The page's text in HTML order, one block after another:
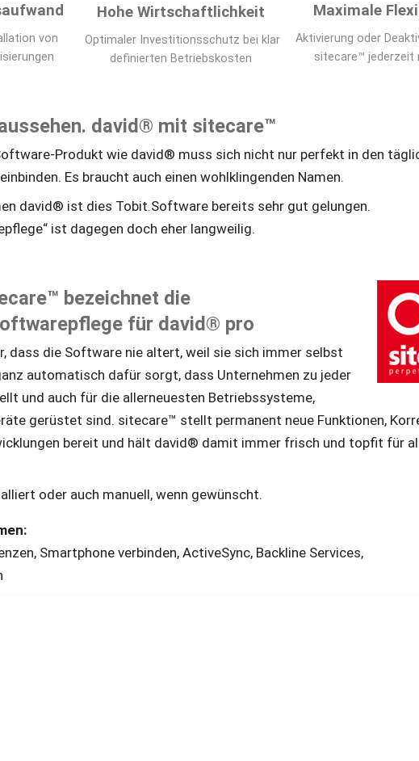
von
Hohe Wirtschaftlichkeit
Optimaler Investitionsschutz bei klar
definierten Betriebskosten
Maximale
Aktivierung oder
sitecare™ jederzeit
david® mit sitecare™
Produkt wie david® muss sich nicht nur perfekt in den
Es braucht auch einen wohlklingenden Namen.
david® ist dies Tobit.Software bereits sehr gut gelungen.
ist dagegen doch eher langweilig.
bezeichnet die
für david® pro
dass die Software nie altert, weil sie sich immer selbst
automatisch dafür sorgt, dass Unternehmen zu jeder
und auch für die allerneuesten Betriebssysteme,
gerüstet sind. sitecare™ stellt permanent neue Funktionen,
bereit und hält david® damit immer frisch und topfit für
oder auch manuell, wenn gewünscht.
Smartphone verbinden, ActiveSync, Backline Services,